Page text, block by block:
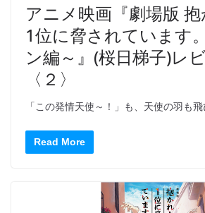
アニメ映画『劇場版
1位に脅されています
ン編～』(桜日梯子)レ
〈２〉
「この発情天使～！」も、天使の羽も飛
Read More